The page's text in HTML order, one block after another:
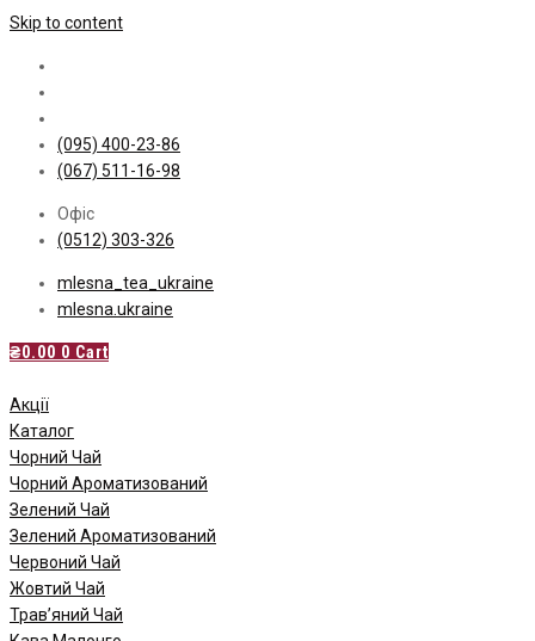
Skip to content
(095) 400-23-86
(067) 511-16-98
Офіс
(0512) 303-326
mlesna_tea_ukraine
mlesna.ukraine
₴0.00 0 Cart
Акції
Каталог
Чорний Чай
Чорний Ароматизований
Зелений Чай
Зелений Ароматизований
Червоний Чай
Жовтий Чай
Трав’яний Чай